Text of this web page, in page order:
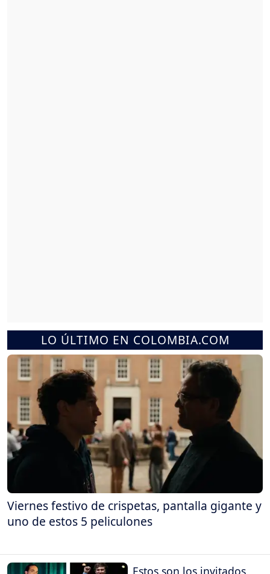
LO ÚLTIMO EN COLOMBIA.COM
Viernes festivo de crispetas, pantalla gigante y
uno de estos 5 peliculones